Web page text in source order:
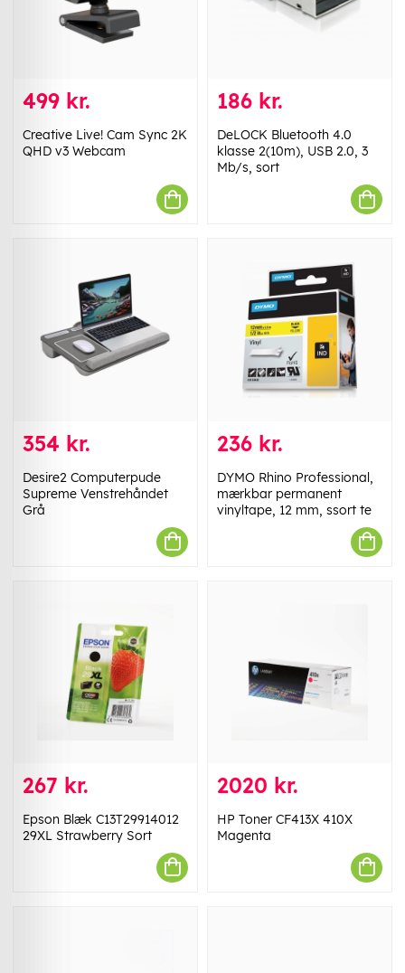
499 kr.
Creative Live! Cam Sync 2K
QHD v3 Webcam
186 kr.
DeLOCK Bluetooth 4.0
klasse 2(10m), USB 2.0, 3
Mb/s, sort
354 kr.
Desire2 Computerpude
Supreme Venstrehåndet
Grå
236 kr.
DYMO Rhino Professional,
mærkbar permanent
vinyltape, 12 mm, ssort te
267 kr.
Epson Blæk C13T29914012
29XL Strawberry Sort
2020 kr.
HP Toner CF413X 410X
Magenta